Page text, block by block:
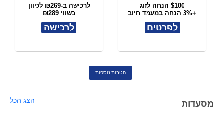
$100 הנחה לזוג
+3% הנחה במעמד חיוב
לפרטים
לרכישה ב-₪269 לכיוון
בשווי ₪289
לרכישה
הטבות נוספות
מסעדות הצג הכל